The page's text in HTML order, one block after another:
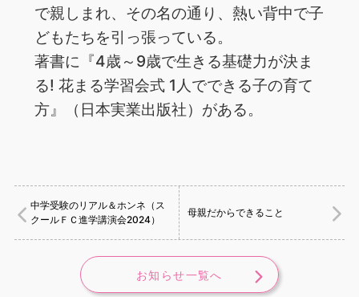
で親しまれ、その名の通り、熱い背中で子
どもたちを引っ張っている。
著書に『4歳～9歳で生きる基礎力が決ま
る! 花まる学習会式 1人でできる子の育て
方』（日本実業出版社）がある。
中学受験のリアル＆ホンネ（ス
クールＦＣ進学講演会2024）
母親だからできること
お知らせ一覧へ